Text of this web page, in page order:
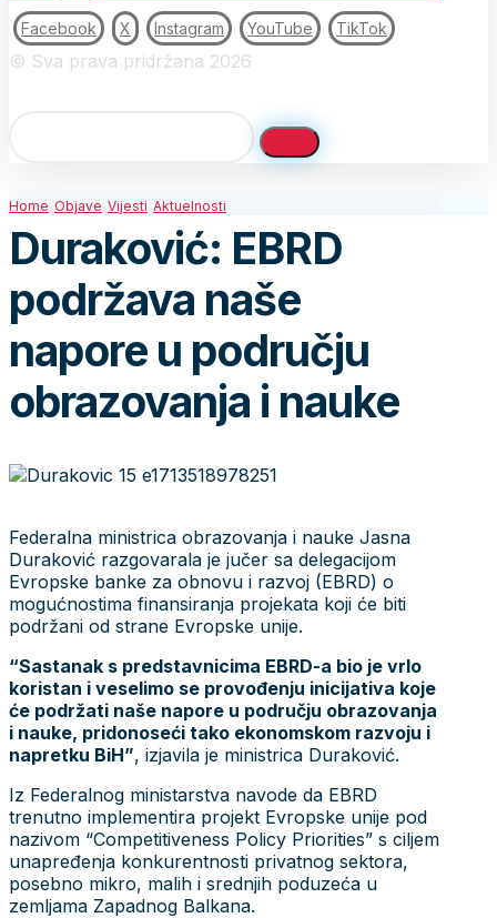
Facebook X Instagram YouTube TikTok
© Sva prava pridržana 2026
Home Objave Vijesti Aktuelnosti
Duraković: EBRD
podržava naše
napore u području
obrazovanja i nauke
Federalna ministrica obrazovanja i nauke Jasna
Duraković razgovarala je jučer sa delegacijom
Evropske banke za obnovu i razvoj (EBRD) o
mogućnostima finansiranja projekata koji će biti
podržani od strane Evropske unije.
“Sastanak s predstavnicima EBRD-a bio je vrlo
koristan i veselimo se provođenju inicijativa koje
će podržati naše napore u području obrazovanja
i nauke, pridonoseći tako ekonomskom razvoju i
napretku BiH”, izjavila je ministrica Duraković.
Iz Federalnog ministarstva navode da EBRD
trenutno implementira projekt Evropske unije pod
nazivom “Competitiveness Policy Priorities” s ciljem
unapređenja konkurentnosti privatnog sektora,
posebno mikro, malih i srednjih poduzeća u
zemljama Zapadnog Balkana.